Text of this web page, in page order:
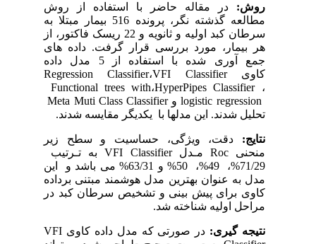
روش: در مقاله حاضر با استفاده از روش
مطالعه گذشته نگر، پرونده 516 بیمار مبتلا به
سرطان کبد اولیه و ثانویه و 22 ریسک فاکتور، از
هر بیمار، مورد بررسی قرار گرفت. داده ­های
جمع
آوری شده با استفاده از 5 مدل داده
کاویVFI Classifier،Regression Classifier
HyperPipes Classifier،Functional trees with
logistic regressionوMeta Muti Class Classifier
تحلیل شدند. این مدل­ها با یکدیگر مقایسه شدند.
نتایج:دقت، ویژگی، حساسیت و سطح زیر
منحنی Roc مـدلVFI Classifierبه تـرتیب
71/29%، 49%، 50% و 63/31% می­ باشد و این
مدل به عنوان بهترین مدل هوشمند مبتنی برداده
کاوی برای پیش بینی و تشخیص سرطان کبد در
مراحل اولیه شناخته شد.
نتیجه ­گیری:در صورتی که مدل داده­ کاویVFI